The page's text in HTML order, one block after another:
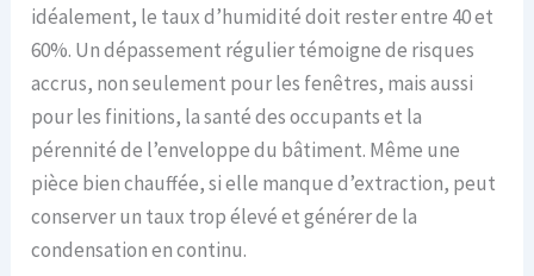
idéalement, le taux d’humidité doit rester entre 40 et
60%. Un dépassement régulier témoigne de risques
accrus, non seulement pour les fenêtres, mais aussi
pour les finitions, la santé des occupants et la
pérennité de l’enveloppe du bâtiment. Même une
pièce bien chauffée, si elle manque d’extraction, peut
conserver un taux trop élevé et générer de la
condensation en continu.